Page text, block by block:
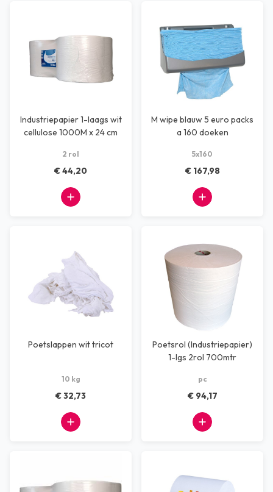
Industriepapier 1-laags wit
cellulose 1000M x 24 cm
2 rol
€ 44,20
M wipe blauw 5 euro packs
a 160 doeken
5x160
€ 167,98
Poetslappen wit tricot
10 kg
€ 32,73
Poetsrol (Industriepapier)
1-lgs 2rol 700mtr
pc
€ 94,17